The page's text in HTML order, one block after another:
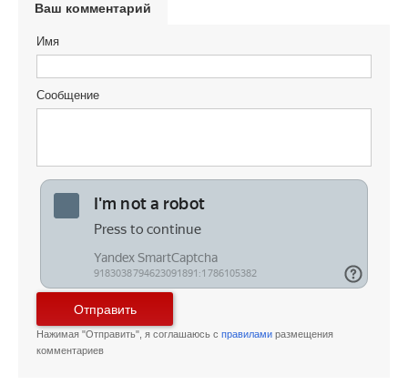
Ваш комментарий
Имя
Сообщение
Отправить
Нажимая "Отправить", я соглашаюсь с правилами размещения
комментариев